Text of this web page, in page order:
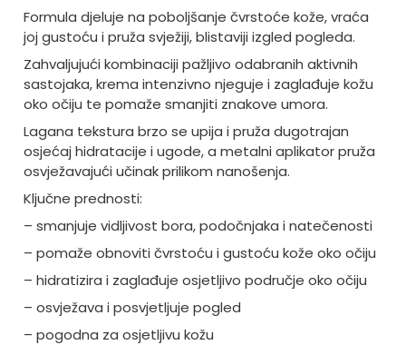
Formula djeluje na poboljšanje čvrstoće kože, vraća
joj gustoću i pruža svježiji, blistaviji izgled pogleda.
Zahvaljujući kombinaciji pažljivo odabranih aktivnih
sastojaka, krema intenzivno njeguje i zaglađuje kožu
oko očiju te pomaže smanjiti znakove umora.
Lagana tekstura brzo se upija i pruža dugotrajan
osjećaj hidratacije i ugode, a metalni aplikator pruža
osvježavajući učinak prilikom nanošenja.
Ključne prednosti:
– smanjuje vidljivost bora, podočnjaka i natečenosti
– pomaže obnoviti čvrstoću i gustoću kože oko očiju
– hidratizira i zaglađuje osjetljivo područje oko očiju
– osvježava i posvjetljuje pogled
– pogodna za osjetljivu kožu